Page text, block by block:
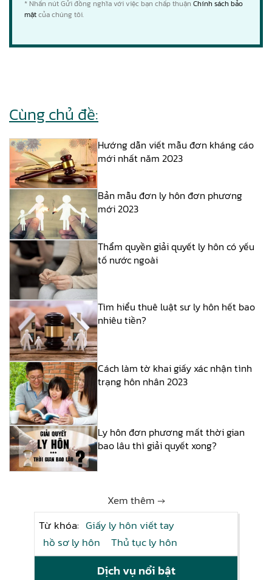
* Nhấn nút Gửi đồng nghĩa với việc bạn chấp thuận Chính sách bảo
mậtcủa chúng tôi.
Cùng chủ đề:
Hướng dẫn viết mẫu đơn kháng cáo
mới nhất năm 2023
Bản mẫu đơn ly hôn đơn phương
mới 2023
Thẩm quyền giải quyết ly hôn có yếu
tố nước ngoài
Tìm hiểu thuê luật sư ly hôn hết bao
nhiêu tiền?
Cách làm tờ khai giấy xác nhận tình
trạng hôn nhân 2023
Ly hôn đơn phương mất thời gian
bao lâu thì giải quyết xong?
Xem thêm →
Từ khóa: Giấy ly hôn viết tay
hồ sơ ly hôn
Thủ tục ly hôn
Dịch vụ nổi bật